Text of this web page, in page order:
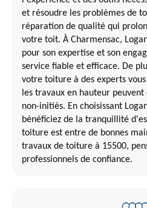
et résoudre les problèmes de
réparation de qualité qui
votre toit. À Charmensac,
pour son expertise et son
service fiable et efficace. De
votre toiture à des experts
les travaux en hauteur
non-initiés. En choisissant
bénéficiez de la tranquillité
toiture est entre de bonnes
travaux de toiture à 15500,
professionnels de confiance.